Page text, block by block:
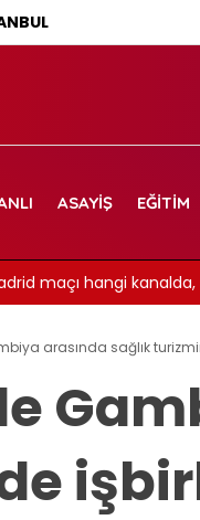
ASAYIŞ EĞITIM
maçı hangi kanalda,
arasında sağlık